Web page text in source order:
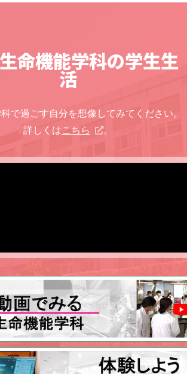
生命機能学科の学生生
活
で過ごす自分を想像してみてください。
詳しくはこちら 。